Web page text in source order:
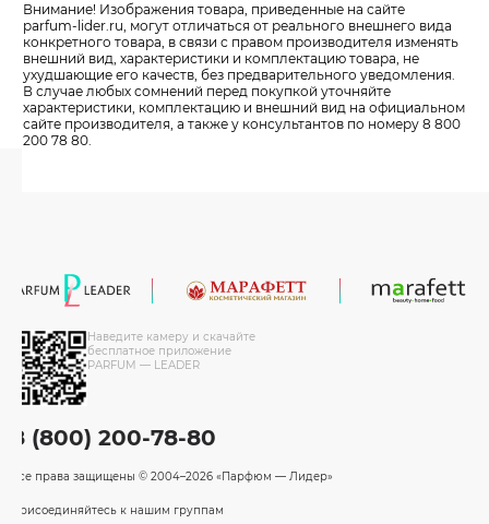
Внимание! Изображения товара, приведенные на сайте
parfum-lider.ru, могут отличаться от реального внешнего вида
конкретного товара, в связи с правом производителя изменять
внешний вид, характеристики и комплектацию товара, не
ухудшающие его качеств, без предварительного уведомления.
В случае любых сомнений перед покупкой уточняйте
характеристики, комплектацию и внешний вид на официальном
сайте производителя, а также у консультантов по номеру 8 800
200 78 80.
Наведите камеру и скачайте
бесплатное приложение
PARFUM — LEADER
8 (800) 200-78-80
Все права защищены © 2004–2026 «Парфюм — Лидер»
Присоединяйтесь к нашим группам